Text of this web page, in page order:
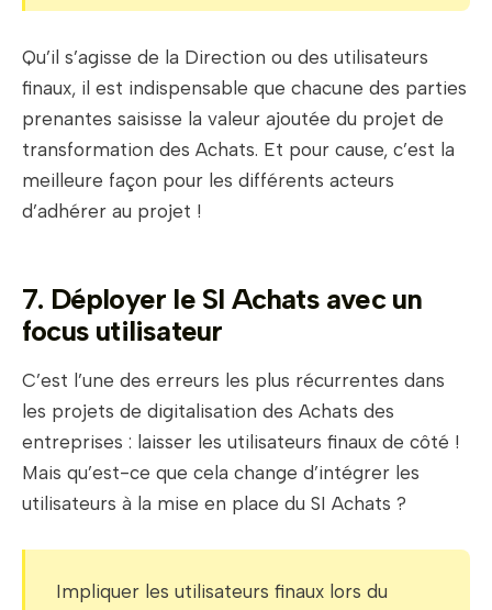
Qu’il s’agisse de la Direction ou des utilisateurs
finaux, il est indispensable que chacune des parties
prenantes saisisse la valeur ajoutée du projet de
transformation des Achats. Et pour cause, c’est la
meilleure façon pour les différents acteurs
d’adhérer au projet !
7. Déployer le SI Achats avec un
focus utilisateur
C’est l’une des erreurs les plus récurrentes dans
les projets de digitalisation des Achats des
entreprises : laisser les utilisateurs finaux de côté !
Mais qu’est-ce que cela change d’intégrer les
utilisateurs à la mise en place du SI Achats ?
Impliquer les utilisateurs finaux lors du